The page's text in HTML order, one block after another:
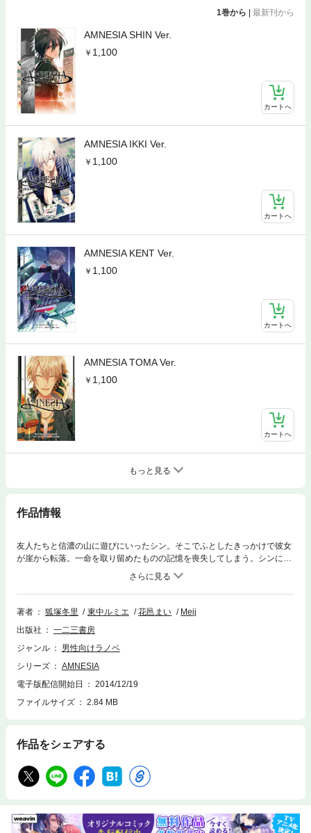
1巻から 最新刊から
AMNESIA SHIN Ver.
1,100
カートへ
AMNESIA IKKI Ver.
1,100
カートへ
AMNESIA KENT Ver.
1,100
カートへ
AMNESIA TOMA Ver.
1,100
カートへ
もっと見る
作品情報
友人たちと信濃の山に遊びにいったシン。そこでふとしたきっかけで彼女
が崖から転落。一命を取り留めたものの記憶を喪失してしまう。シンによ
る献身的な看護により、彼女は体調も回復しはじめた頃。シンのもとに信
濃警察の者があらわれ、シンは彼女のことを崖から落とした犯人だと疑わ
れてしまう……。シンの視点により語られるシンストーリーが、原作ゲー
ムでディレクターを務めた東中ルミエさんの完全監修のもと小説化！
著者 狐塚冬里 東中ルミエ 花邑まい
Meij
出版社
一二三書房
ジャンル
男性向けラノベ
シリーズ
AMNESIA
電子版配信開始日
2014/12/19
ファイルサイズ
2.84 MB
作品をシェアする